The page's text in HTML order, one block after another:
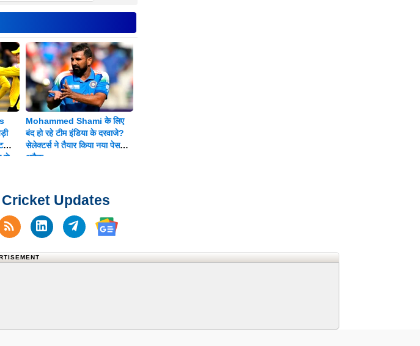
से
Mohammed Shami के लिए
बंद हो रहे टीम इंडिया के दरवाजे?
सेलेक्टर्स ने तैयार किया नया पेस
अटैक
Updates
X (Twitter)
Subscribe to our RSS Feed
Follow us on LinkedIn
Follow us on Telegram
Follow us on Google News